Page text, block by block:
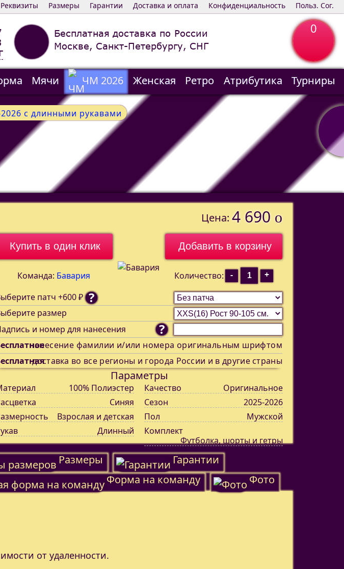
Польз. Сог.
Конфиденциальность
Доставка и оплата
Гарантии
Размеры
Реквизиты
Бесплатная доставка по России
Москве, Санкт-Петербургу, СНГ
Мячи ЧМ 2026 Женская Ретро Атрибутика
Турниры
c длинными рукавами
Цена: 4 690 o
Купить в один клик
Команда: Бавария Количество: - +
?
патч +600 ₽
размер
и номер для нанесения
?
нанесение фамилии и/или номера оригинальным шрифтом
доставка во все регионы и города России и в другие страны
Параметры
100% Полиэстер Качество
Оригинальное
Синяя Сезон
2025-2026
Взрослая и детская Пол
Мужской
Длинный
Комплект
Футболка, шорты и гетры
Размеры
Гарантии
Форма на команду Фото
от удаленности.
0